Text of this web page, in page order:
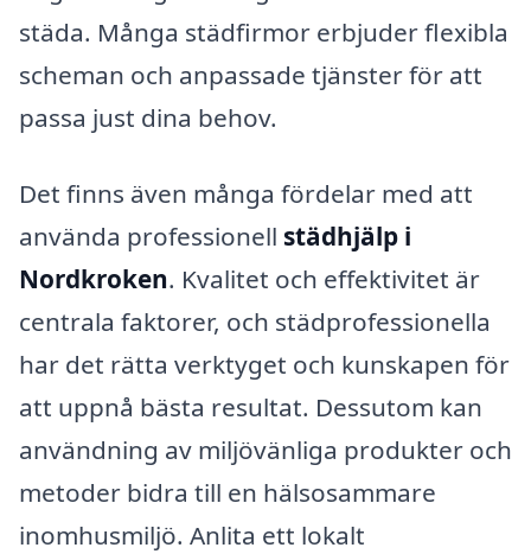
städa. Många städfirmor erbjuder flexibla
scheman och anpassade tjänster för att
passa just dina behov.
Det finns även många fördelar med att
använda professionell städhjälp i
Nordkroken. Kvalitet och effektivitet är
centrala faktorer, och städprofessionella
har det rätta verktyget och kunskapen för
att uppnå bästa resultat. Dessutom kan
användning av miljövänliga produkter och
metoder bidra till en hälsosammare
inomhusmiljö. Anlita ett lokalt